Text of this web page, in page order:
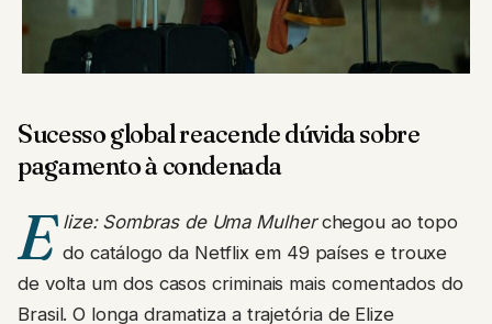
Sucesso global reacende dúvida sobre
pagamento à condenada
E lize: Sombras de Uma Mulherchegou ao topo
do catálogo da Netflix em 49 países e trouxe
de volta um dos casos criminais mais comentados do
Brasil. O longa dramatiza a trajetória de Elize